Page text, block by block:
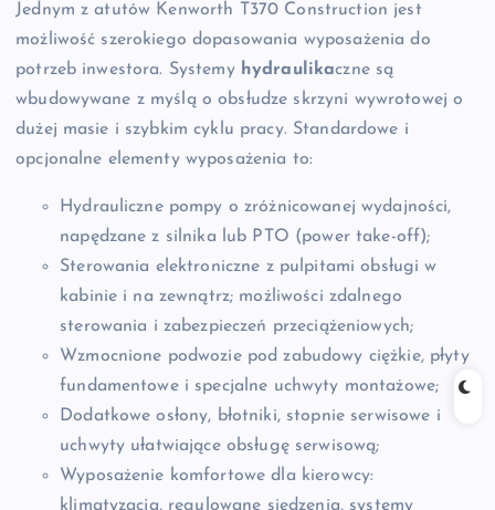
Jednym z atutów Kenworth T370 Construction jest
możliwość szerokiego dopasowania wyposażenia do
potrzeb inwestora. Systemy hydraulikaczne są
wbudowywane z myślą o obsłudze skrzyni wywrotowej o
dużej masie i szybkim cyklu pracy. Standardowe i
opcjonalne elementy wyposażenia to:
Hydrauliczne pompy o zróżnicowanej wydajności,
napędzane z silnika lub PTO (power take-off);
Sterowania elektroniczne z pulpitami obsługi w
kabinie i na zewnątrz; możliwości zdalnego
sterowania i zabezpieczeń przeciążeniowych;
Wzmocnione podwozie pod zabudowy ciężkie, płyty
fundamentowe i specjalne uchwyty montażowe;
Dodatkowe osłony, błotniki, stopnie serwisowe i
uchwyty ułatwiające obsługę serwisową;
Wyposażenie komfortowe dla kierowcy:
klimatyzacja, regulowane siedzenia, systemy